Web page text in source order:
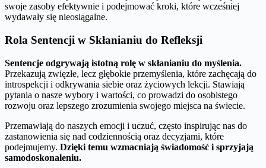
swoje zasoby efektywnie i podejmować kroki, które wcześniej
wydawały się nieosiągalne.
Rola Sentencji w Skłanianiu do Refleksji
Sentencje odgrywają istotną rolę w skłanianiu do myślenia.
Przekazują zwięzłe, lecz głębokie przemyślenia, które zachęcają do
introspekcji i odkrywania siebie oraz życiowych lekcji. Stawiają
pytania o nasze wybory i wartości, co prowadzi do osobistego
rozwoju oraz lepszego zrozumienia swojego miejsca na świecie.
Przemawiają do naszych emocji i uczuć, często inspirując nas do
zastanowienia się nad codziennością oraz decyzjami, które
podejmujemy. Dzięki temu wzmacniają świadomość i sprzyjają
samodoskonaleniu.